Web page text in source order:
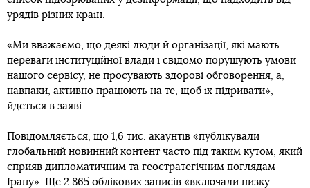
урядів різних країн.
«Ми вважаємо, що деякі люди й організації, які мають
переваги інституційної влади і свідомо порушують умови
нашого сервісу, не просувають здорові обговорення, а,
навпаки, активно працюють на те, щоб їх підривати», —
йдеться в заяві.
Повідомляється, що 1,6 тис. акаунтів «публікували
глобальний новинний контент часто під таким кутом, який
сприяв дипломатичним та геостратегічним поглядам
Ірану». Ще 2 865 облікових записів «включали низку